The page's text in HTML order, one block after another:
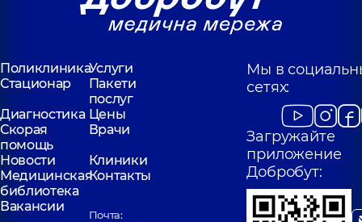
ПоликлиникаУслуги
Стационар
Пакети
послуг
Диагностика Цены
Скорая
помощь
Врачи
Новости
Клиники
Медицинская
библиотека
Контакты
Вакансии
Почта:
Мы в
сетях:
Загружайте
приложение
Добробут: